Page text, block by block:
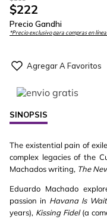
$222
Precio Gandhi
*Precio exclusivo para compras en línea.
SINOPSIS
The existential pain of
complex legacies of the
Machados writing, The
Eduardo Machado
passion in Havana Is
years), Kissing Fidel(a